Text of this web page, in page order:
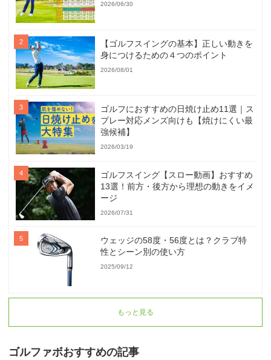
2026/06/30
【ゴルフスイングの基本】正しい動きを
身につけるための４つのポイント
2026/08/01
ゴルフにおすすめの日焼け止め11選｜ス
プレー対応メンズ向けも【焼けにくい最
強候補】
2026/03/19
ゴルフスイング【スロー動画】おすすめ
13選！前方・後方から理想の動きをイメ
ージ
2026/07/31
ウェッジの58度・56度とは？クラブ特
性とシーン別の使い方
2025/09/12
もっと見る
ゴルファボおすすめの記事